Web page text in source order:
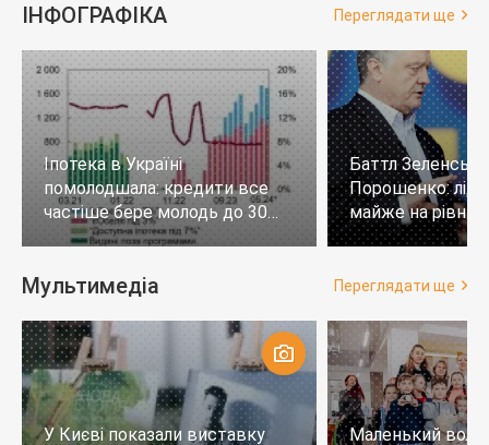
ІНФОГРАФІКА Переглядати ще
Іпотека в Україні
помолодшала: кредити все
частіше бере молодь до 30
років
Баттл
Порошенко:
майже на
тих, хто не
Мультимедіа Переглядати ще
У Києві показали виставку
Маленький